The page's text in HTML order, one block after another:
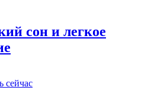
сон и легкое
сейчас